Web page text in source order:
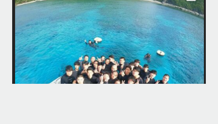
はいさ〜い！
今年も青森高校の修学旅行～体験ダイビング～
1日目は呼吸の練習！！！
2日目は実際に泳いで遊んでみよう！
水中で呼吸ができる不思議な遊びはどうだっかな？！？！
タイミングがよかったチームはカメも見れてチョーラッキー
スポーツ科なので運動神経抜群
海況は荒れてましたが、2日間とも船出せたのは運がいいね！！
高校生でダイビングできるのは羨ましい！！！
なかなかできない経験
今回は海の世界にほんの少し足を入れただけなのでもっともっと知りた
くなったら是非ライセンス取得して遊びに来てね
...
12月 1